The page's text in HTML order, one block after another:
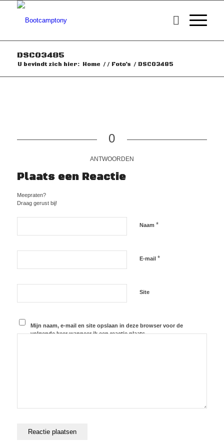
DSC03485
U bevindt zich hier: Home / / Foto’s / DSC03485
0
ANTWOORDEN
Plaats een Reactie
Meepraten?
Draag gerust bij!
Naam *
E-mail *
Site
Mijn naam, e-mail en site opslaan in deze browser voor de
volgende keer wanneer ik een reactie plaats.